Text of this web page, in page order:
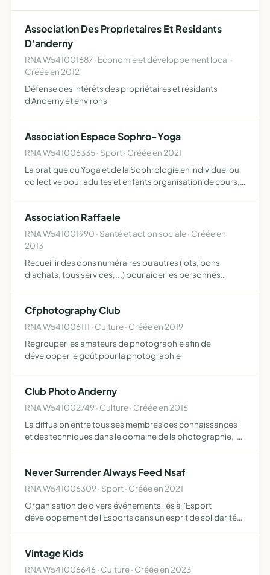
Association Des Proprietaires Et Residants
D'anderny
RNA W541001687 · Economie et développement local ·
Créée en 2012
Défense des intérêts des propriétaires et résidants
d'Anderny et environs
Association Espace Sophro-Yoga
RNA W541006335 · Sport · Créée en 2021
La pratique du Yoga et de la Sophrologie en individuel ou
collective pour adultes et enfants organisation de cours,
mis…
Association Raffaele
RNA W541001990 · Santé et action sociale · Créée en
2013
Recueillir des dons numéraires ou autres (lots, bons
d'achats, tous services,...) pour aider les personnes
(Gliova…
Cfphotography Club
RNA W541006111 · Culture · Créée en 2019
Regrouper les amateurs de photographie afin de
développer le goût pour la photographie
Club Photo Anderny
RNA W541002749 · Culture · Créée en 2016
La diffusion entre tous ses membres des connaissances
et des techniques dans le domaine de la photographie, la
Never Surrender Always Feed Nsaf
RNA W541006309 · Sport · Créée en 2021
Organisation de divers événements liés à l'Esport
développement de l'Esports dans un esprit de solidarité
Vintage Kids
RNA W541006646 · Culture · Créée en 2023